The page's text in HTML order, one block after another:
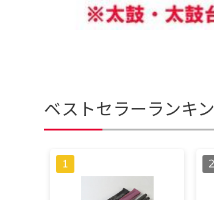
ベストセラーランキ